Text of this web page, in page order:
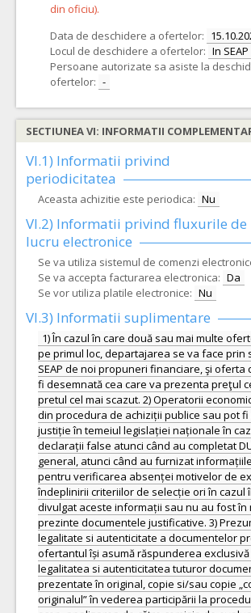
din oficiu).
Data de deschidere a ofertelor:
Locul de deschidere a ofertelor: In SEAP
Persoane autorizate sa asiste la
ofertelor: -
SECTIUNEA VI: INFORMATII
VI.1) Informatii privind
periodicitatea
Aceasta achizitie este periodica: Nu
VI.2) Informatii privind fluxurile de
lucru electronice
Se va utiliza sistemul de comenzi
Se va accepta facturarea electronica: Da
Se vor utiliza platile electronice: Nu
VI.3) Informatii suplimentare
1) În cazul în care două sau mai multe
pe primul loc, departajarea se va face prin
SEAP de noi propuneri financiare, şi oferta
fi desemnată cea care va prezenta preţul
pretul cel mai scazut. 2) Operatorii
din procedura de achiziții publice sau pot fi
justiție în temeiul legislației naționale în
declarații false atunci când au completat
general, atunci când au furnizat
pentru verificarea absenței motivelor de
îndeplinirii criteriilor de selecție ori în cazul
divulgat aceste informații sau nu au fost în
prezinte documentele justificative. 3)
legalitate si autenticitate a documentelor
ofertantul își asumă răspunderea
legalitatea si autenticitatea tuturor
prezentate în original, copie si/sau copie
originalul” în vederea participării la